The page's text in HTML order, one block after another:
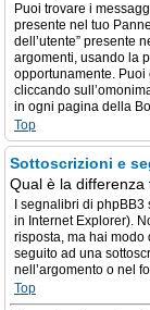
Puoi trovare i
presente nel tuo
dell’utente” presente
argomenti, usando la
opportunamente.
cliccando
in ogni pagina della
Top
Sottoscrizioni e
Qual è la
I segnalibri di
in Internet Explorer).
risposta, ma hai modo
seguito ad una
nell’argomento o nel
Top